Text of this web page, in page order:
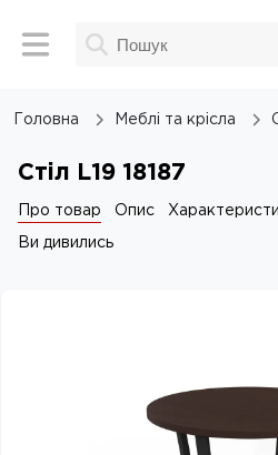
Головна Меблi та крicла
Стіл L19 18187
Про товар Опис
Ви дивились